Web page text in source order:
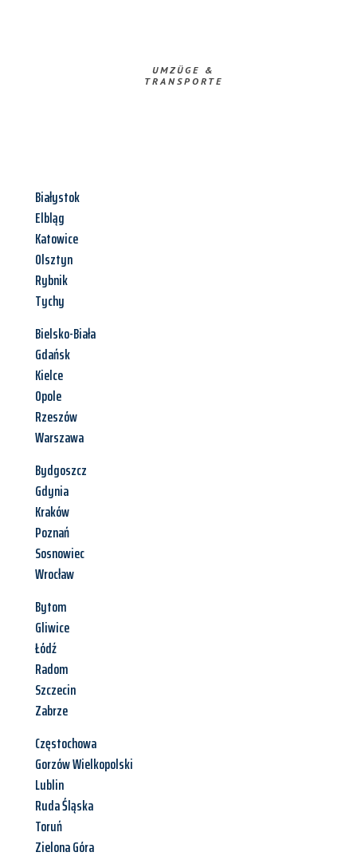
UMZÜGE &
TRANSPORTE
Białystok
Elbląg
Katowice
Olsztyn
Rybnik
Tychy
Bielsko-Biała
Gdańsk
Kielce
Opole
Rzeszów
Warszawa
Bydgoszcz
Gdynia
Kraków
Poznań
Sosnowiec
Wrocław
Bytom
Gliwice
Łódź
Radom
Szczecin
Zabrze
Częstochowa
Gorzów Wielkopolski
Lublin
Ruda Śląska
Toruń
Zielona Góra